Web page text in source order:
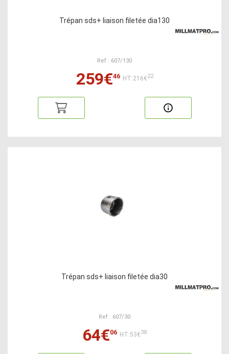
Trépan sds+ liaison filetée dia130
Ref : 607/130
259€46 HT:216€22
Trépan sds+ liaison filetée dia30
Ref : 607/30
64€06 HT:53€38